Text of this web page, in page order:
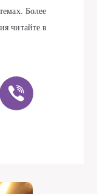
Более
читайте в